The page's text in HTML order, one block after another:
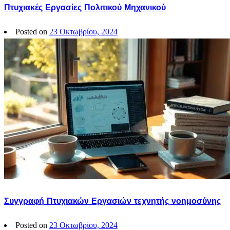
Πτυχιακές Εργασίες Πολιτικού Μηχανικού
Posted on 23 Οκτωβρίου, 2024
Συγγραφή Πτυχιακών Εργασιών τεχνητής νοημοσύνης
Posted on 23 Οκτωβρίου, 2024